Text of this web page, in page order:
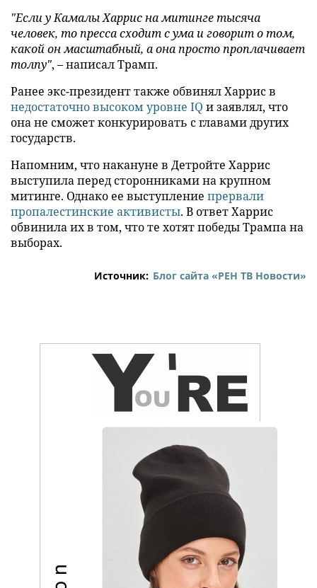
"Если у Камалы Харрис на митинге тысяча
человек, то пресса сходит с ума и говорит о том,
какой он масштабный, а она просто проплачивает
толпу", – написал Трамп.
Ранее экс-президент также обвинял Харрис в
недостаточно высоком уровне IQ и заявлял, что
она не сможет конкурировать с главами других
государств.
Напомним, что накануне в Детройте Харрис
выступила перед сторонниками на крупном
митинге. Однако ее выступление прервали
пропалестинские активисты. В ответ Харрис
обвинила их в том, что те хотят победы Трампа на
выборах.
Источник: Блог сайта «РЕН ТВ Новости»